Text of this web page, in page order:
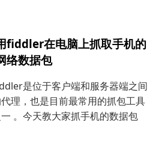
fiddler在电脑上抓取手机的
络数据包
是位于客户端和服务器端之间
理，也是目前最常用的抓包工具
。今天教大家抓手机的数据包